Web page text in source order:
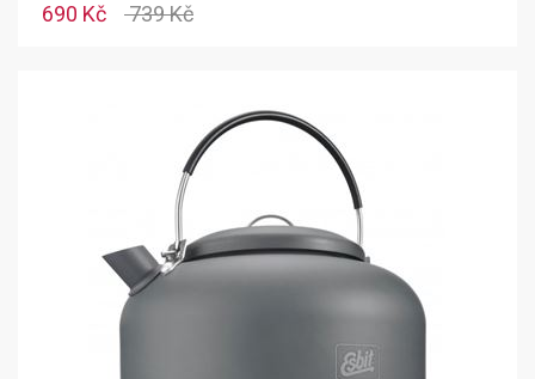
690 Kč 739 Kč